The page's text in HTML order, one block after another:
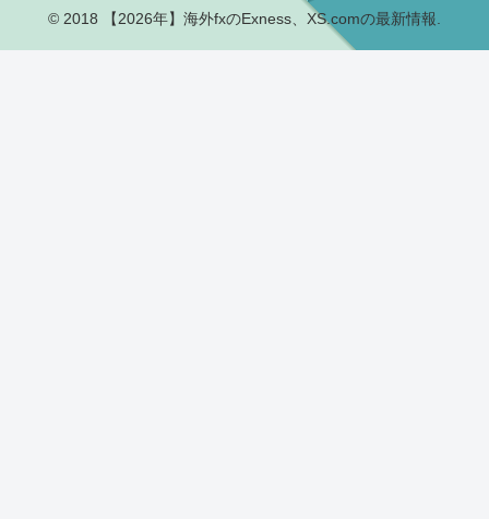
© 2018 【2026年】海外fxのExness、XS.comの最新情報.